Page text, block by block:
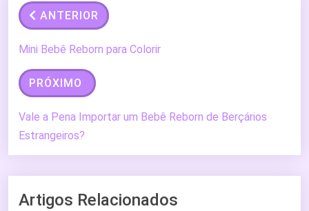
ANTERIOR
Mini Bebê Reborn para Colorir
PRÓXIMO
Vale a Pena Importar um Bebê Reborn de Berçários
Estrangeiros?
Artigos Relacionados